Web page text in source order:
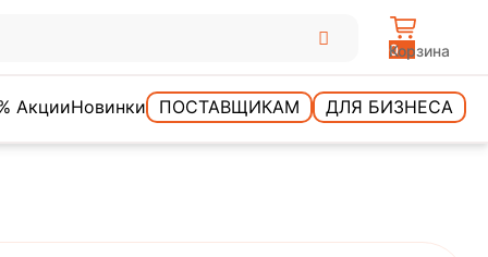
0
Корзина
АкцииНовинки ПОСТАВЩИКАМ ДЛЯ БИЗНЕСА